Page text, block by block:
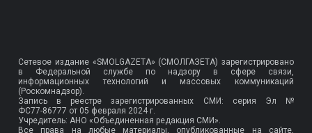
Сетевое издание «SMOLGAZETA» (СМОЛГАЗЕТА) зарегистрировано
в Федеральной службе по надзору в сфере связи,
информационных технологий и массовых коммуникаций
(Роскомнадзор).
Запись в реестре зарегистрированных СМИ: серия Эл №
ФС77-86777 от 05 февраля 2024 г.
Учредитель: АНО «Объединенная редакция СМИ».
Все права на любые материалы, опубликованные на сайте,